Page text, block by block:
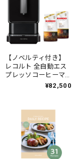
【ノベルティ付き】
レコルト 全自動エス
プレッソコーヒーマ
シン / ブラック REC-
¥82,500